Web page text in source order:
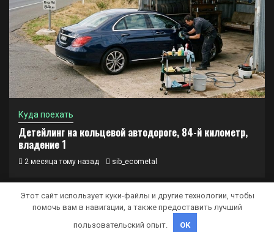
Куда поехать
Детейлинг на кольцевой автодороге, 84-й километр,
владение 1
2 месяца тому назад sib_ecometal
Copyright © Все права защищены.|Newsphere
Этот сайт использует куки-файлы и другие технологии, чтобы
помочь вам в навигации, а также предоставить лучший
пользовательский опыт.
OK